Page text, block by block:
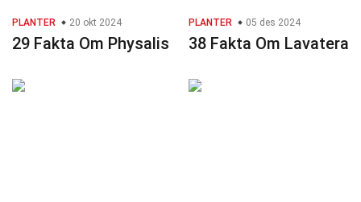
PLANTER 20 okt 2024
29 Fakta Om Physalis
PLANTER 05 des 2024
38 Fakta Om Lavatera